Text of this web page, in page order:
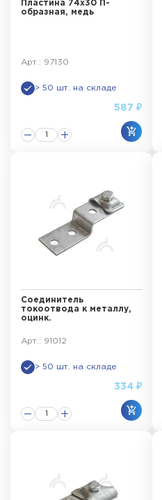
Пластина 74х30 П-
образная, медь
Арт.: 97130
> 50 шт. на складе
587 ₽
Соединитель
токоотвода к металлу,
оцинк.
Арт.: 91012
> 50 шт. на складе
334 ₽